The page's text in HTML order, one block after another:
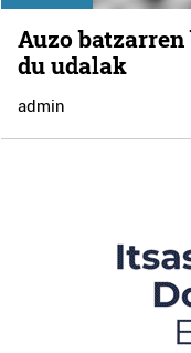
Auzo
du udalak
admin